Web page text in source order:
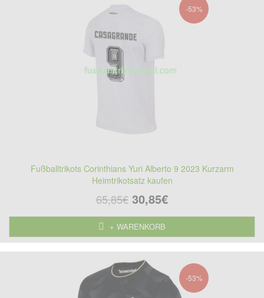
-53%
Fußballtrikots Corinthians Yuri Alberto 9 2023 Kurzarm
Heimtrikotsatz kaufen
65,85€ 30,85€
+ WARENKORB
-53%